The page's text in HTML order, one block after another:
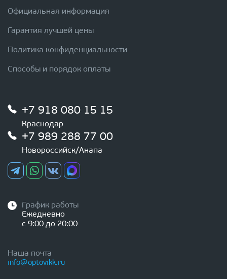
Официальная информация
Гарантия лучшей цены
Политика конфиденциальности
Способы и порядок оплаты
+7 918 080 15 15
Краснодар
+7 989 288 77 00
Новороссийск/Анапа
График работы
Ежедневно
с 9:00 до 20:00
Наша почта
info@optovikk.ru